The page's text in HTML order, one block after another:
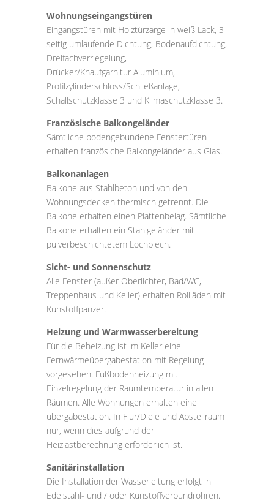
Wohnungseingangstüren
Eingangstüren mit Holztürzarge in weiß Lack, 3-
seitig umlaufende Dichtung, Bodenaufdichtung,
Dreifachverriegelung,
Drücker/Knaufgarnitur Aluminium,
Profilzylinderschloss/Schließanlage,
Schallschutzklasse 3 und Klimaschutzklasse 3.
Französische Balkongeländer
Sämtliche bodengebundene Fenstertüren
erhalten französiche Balkongeländer aus Glas.
Balkonanlagen
Balkone aus Stahlbeton und von den
Wohnungsdecken thermisch getrennt. Die
Balkone erhalten einen Plattenbelag. Sämtliche
Balkone erhalten ein Stahlgeländer mit
pulverbeschichtetem Lochblech.
Sicht- und Sonnenschutz
Alle Fenster (außer Oberlichter, Bad/WC,
Treppenhaus und Keller) erhalten Rollläden mit
Kunstoffpanzer.
Heizung und Warmwasserbereitung
Für die Beheizung ist im Keller eine
Fernwärmeübergabestation mit Regelung
vorgesehen. Fußbodenheizung mit
Einzelregelung der Raumtemperatur in allen
Räumen. Alle Wohnungen erhalten eine
übergabestation. In Flur/Diele und Abstellraum
nur, wenn dies aufgrund der
Heizlastberechnung erforderlich ist.
Sanitärinstallation
Die Installation der Wasserleitung erfolgt in
Edelstahl- und / oder Kunstoffverbundrohren.